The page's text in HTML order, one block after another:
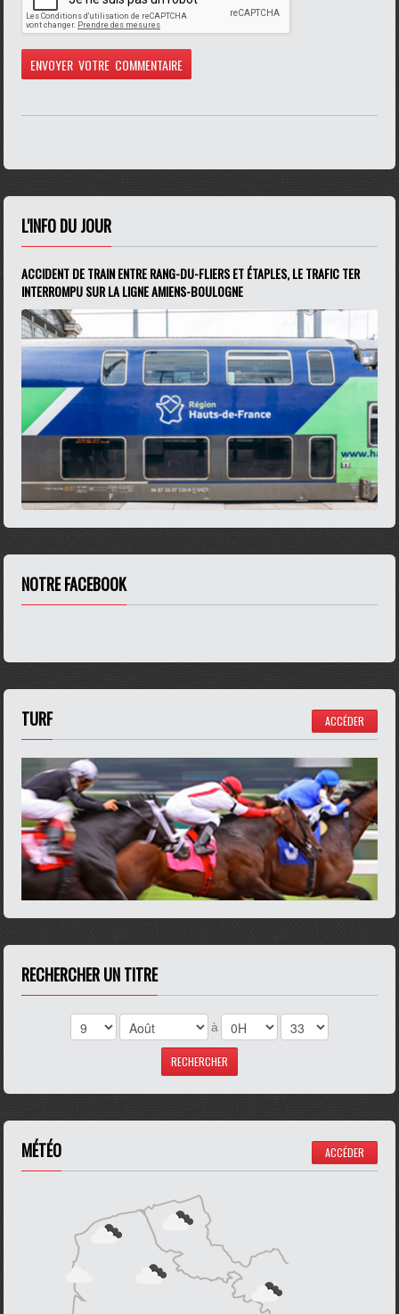
L'INFO DU JOUR
ACCIDENT DE TRAIN ENTRE RANG-DU-FLIERS ET ÉTAPLES, LE TRAFIC TER
INTERROMPU SUR LA LIGNE AMIENS-BOULOGNE
NOTRE FACEBOOK
TURF ACCÉDER
RECHERCHER UN TITRE
à
MÉTÉO ACCÉDER